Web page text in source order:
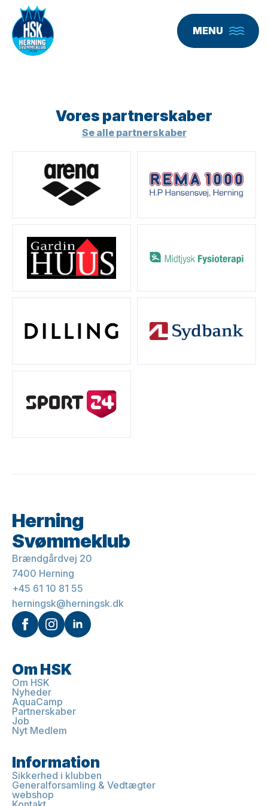
MENU
Vores partner­skaber
Se alle partnerskaber
Herning
Svømmeklub
Brændgårdvej 20
7400 Herning
+45 61 10 81 55
herningsk@herningsk.dk
Om HSK
Om HSK
Nyheder
AquaCamp
Partnerskaber
Job
Nyt Medlem
Information
Sikkerhed i klubben
Generalforsamling & Vedtægter
webshop